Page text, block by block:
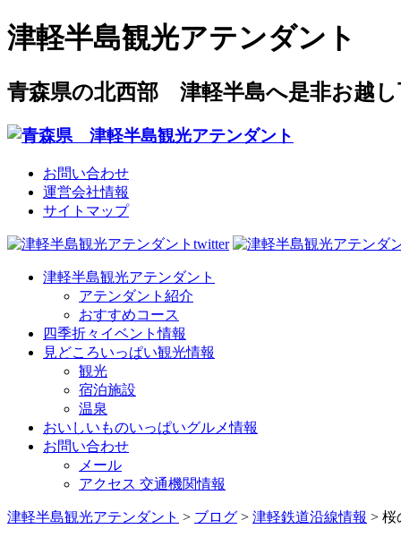
津軽半島観光アテンダント
青森県の北西部 津軽半島へ是非お越
お問い合わせ
運営会社情報
サイトマップ
津軽半島観光アテンダント
アテンダント紹介
おすすめコース
四季折々イベント情報
見どころいっぱい観光情報
観光
宿泊施設
温泉
おいしいものいっぱいグルメ情報
お問い合わせ
メール
アクセス 交通機関情報
津軽半島観光アテンダント > ブログ > 津軽鉄道沿線情報 > 桜